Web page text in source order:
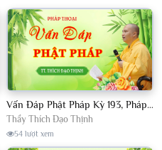
Vấn Đáp Phật Pháp Kỳ 193, Pháp Hội TPTTHN Tháng 04/2023 TT. Thích Đạo Thịnh - CKN
Thầy Thích Đạo Thịnh
54 lượt xem